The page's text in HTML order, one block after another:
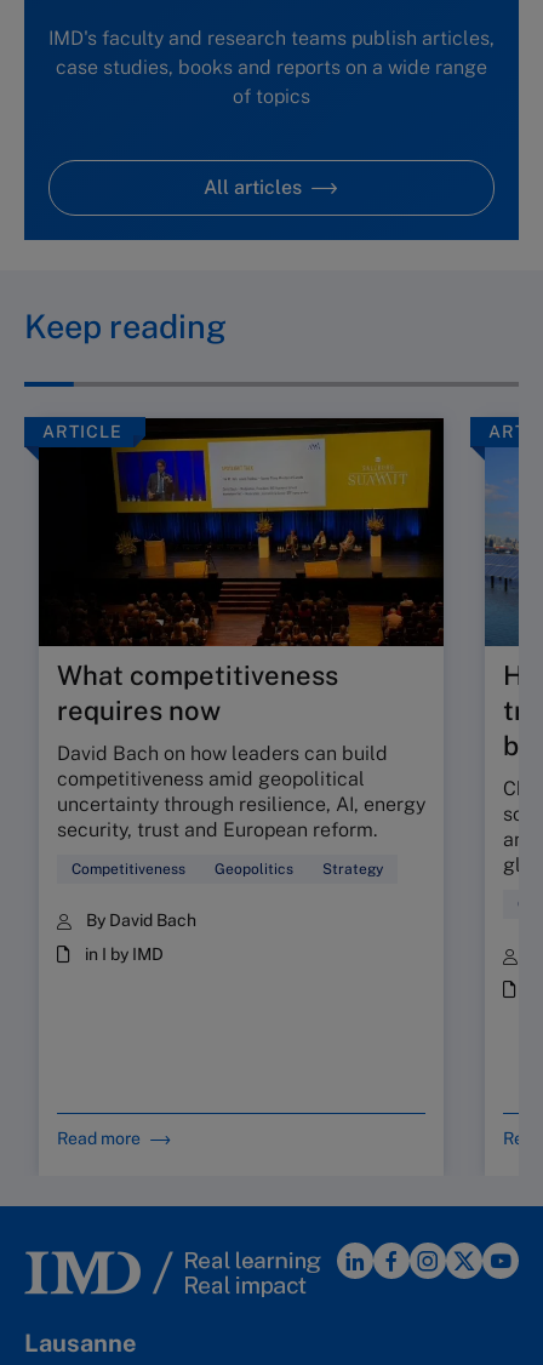
IMD's faculty and research teams publish articles,
case studies, books and reports on a wide range
of topics
All articles
Keep reading
ARTICLE
What competitiveness
requires now
David Bach on how leaders can build
competitiveness amid geopolitical
uncertainty through resilience, AI, energy
security, trust and European reform.
Competitiveness Geopolitics Strategy
By David Bach
in I by IMD
Read more
and
Lausanne